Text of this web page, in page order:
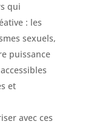
qui
: les
sexuels,
puissance
et
avec ces